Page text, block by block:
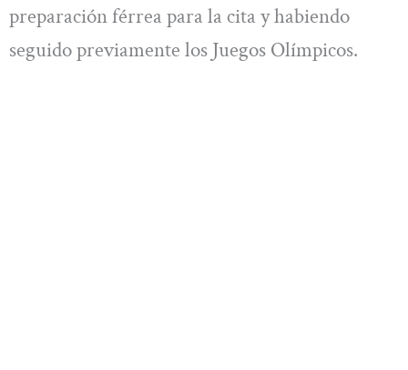
preparación férrea para la cita y habiendo
seguido previamente los Juegos Olímpicos.